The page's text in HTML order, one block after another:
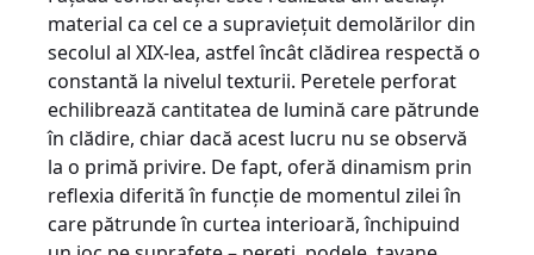
material ca cel ce a supraviețuit demolărilor din
secolul al XIX-lea, astfel încât clădirea respectă o
constantă la nivelul texturii. Peretele perforat
echilibrează cantitatea de lumină care pătrunde
în clădire, chiar dacă acest lucru nu se observă
la o primă privire. De fapt, oferă dinamism prin
reflexia diferită în funcție de momentul zilei în
care pătrunde în curtea interioară, închipuind